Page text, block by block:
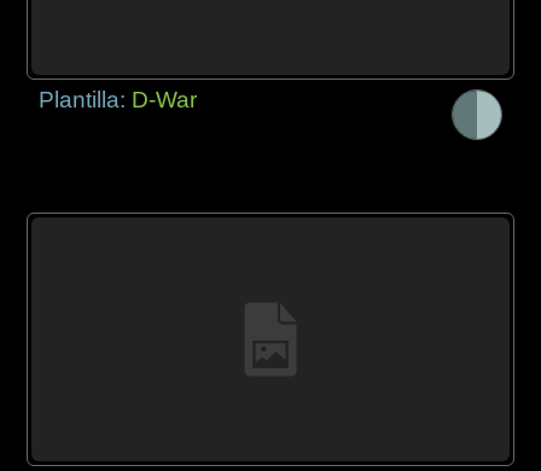
Plantilla: D-War